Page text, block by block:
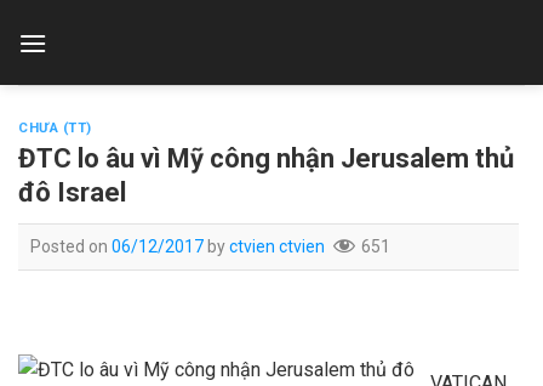
CHƯA (TT)
ĐTC lo âu vì Mỹ công nhận Jerusalem thủ
đô Israel
Posted on 06/12/2017byctvien ctvien 651